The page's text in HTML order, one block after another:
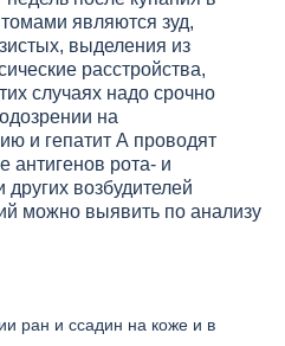
являются зуд,
выделения из
расстройства,
случаях надо срочно
на
и гепатит А проводят
антигенов рота- и
возбудителей
можно выявить по анализу
ран и ссадин на коже и в